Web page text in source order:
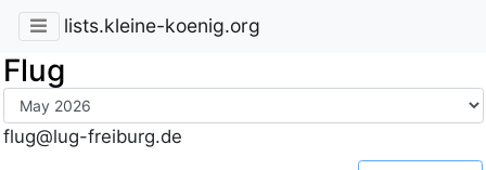
lists.kleine-koenig.org
Flug
flug@lug-freiburg.de